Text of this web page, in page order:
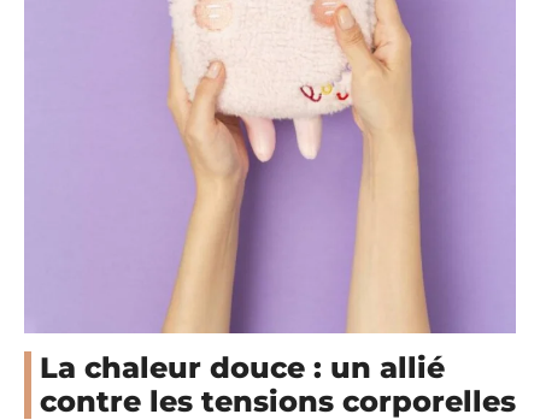
La chaleur douce : un allié
contre les tensions corporelles